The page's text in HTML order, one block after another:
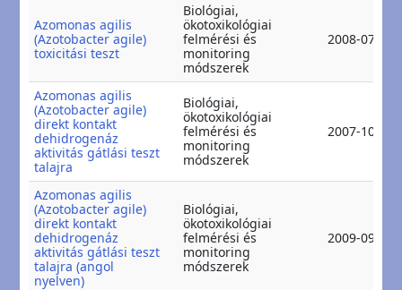
Azomonas agilis
(Azotobacter agile)
toxicitási teszt
Biológiai,
ökotoxikológiai
felmérési és
monitoring
módszerek
2008-07-17
Azomonas agilis
(Azotobacter agile)
direkt kontakt
dehidrogenáz
aktivitás gátlási teszt
talajra
Biológiai,
ökotoxikológiai
felmérési és
monitoring
módszerek
2007-10-11
Azomonas agilis
(Azotobacter agile)
direkt kontakt
dehidrogenáz
aktivitás gátlási teszt
talajra (angol
nyelven)
Biológiai,
ökotoxikológiai
felmérési és
monitoring
módszerek
2009-09-17